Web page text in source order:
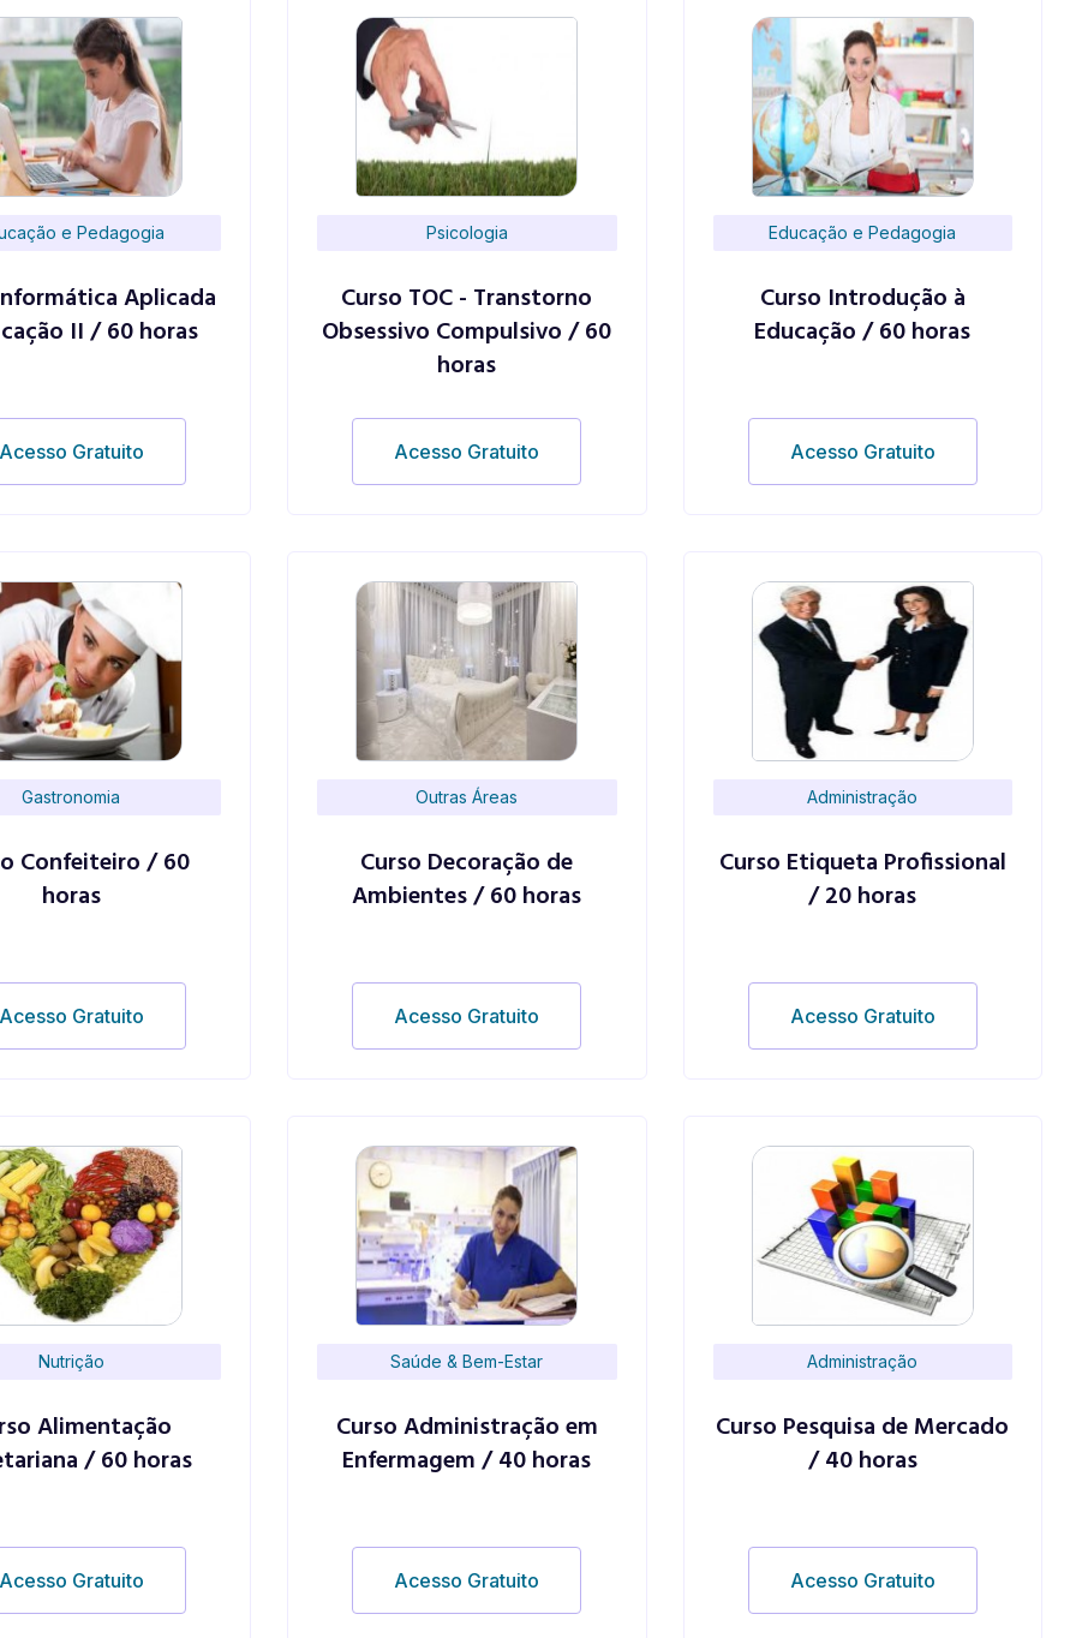
e Pedagogia
Aplicada
II / 60 horas
Gratuito
Psicologia
Curso TOC - Transtorno
Obsessivo Compulsivo / 60
horas
Acesso Gratuito
Educação e Pedagogia
Curso Introdução à
Educação / 60 horas
Acesso Gratuito
Gastronomia
Confeiteiro / 60
horas
Gratuito
Outras Áreas
Curso Decoração de
Ambientes / 60 horas
Acesso Gratuito
Administração
Curso Etiqueta Profissional
/ 20 horas
Acesso Gratuito
Nutrição
Alimentação
/ 60 horas
Gratuito
Saúde & Bem-Estar
Curso Administração em
Enfermagem / 40 horas
Acesso Gratuito
Administração
Curso Pesquisa de Mercado
/ 40 horas
Acesso Gratuito